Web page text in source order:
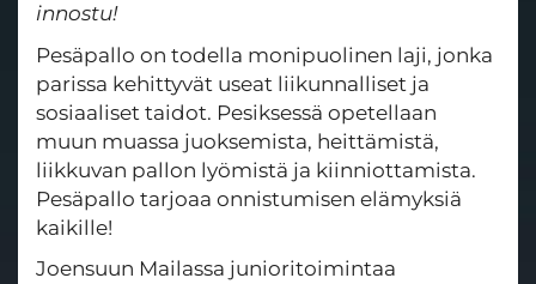
innostu!
Pesäpallo on todella monipuolinen laji, jonka
parissa kehittyvät useat liikunnalliset ja
sosiaaliset taidot. Pesiksessä opetellaan
muun muassa juoksemista, heittämistä,
liikkuvan pallon lyömistä ja kiinniottamista.
Pesäpallo tarjoaa onnistumisen elämyksiä
kaikille!
Joensuun Mailassa junioritoimintaa